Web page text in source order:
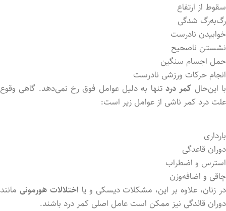
سقوط از ارتفاع
رگ‌به‌رگ شدگی
خوابید‌ن نادرست
نشستـن ناصحیح
حمل اجسام سنگین
انجام حرکات ورزشی نادرست
با این‌حال کمر درد تنها به دلیل عوامل فوق رخ نمی‌دهد. گاهی وقوع
علت درد کمر ناشی از عوامل زیر است:
بارداری
دوران قاعدگی
استرس و اضطراب
چاقی و اضافه‌وزن
در زنان، علاوه بر این، مشکلات دیسکی و یا اختلالات هورمونی مانند
دوران قائدگی نیز ممکن است عامل اصلی کمر درد باشند.